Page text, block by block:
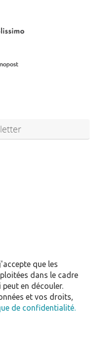
que les
dans le cadre
en découler.
et vos droits,
de confidentialité.